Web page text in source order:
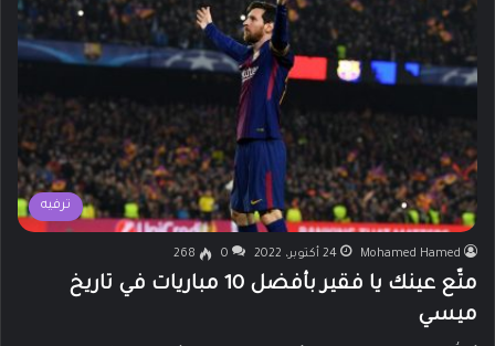
ترفيه
Mohamed Hamed 24 أكتوبر، 2022 0
268
متّع عينك يا فقير بأفضل 10 مباريات في تاريخ
ميسي